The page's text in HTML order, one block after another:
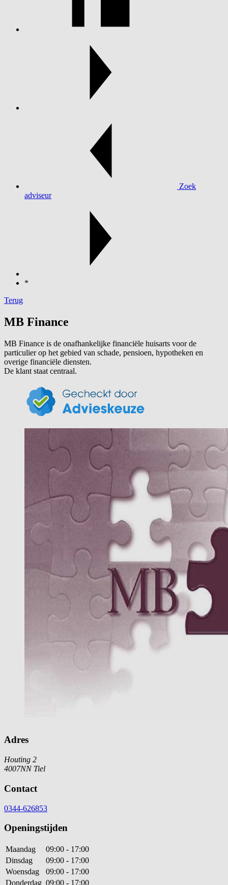
Zoek
adviseur
*
Terug
MB Finance
MB Finance is de onafhankelijke financiële huisarts voor de
particulier op het gebied van schade, pensioen, hypotheken en
overige financiële diensten.
De klant staat centraal.
Adres
Houting 2
4007NN Tiel
Contact
0344-626853
Openingstijden
Maandag
09:00 - 17:00
Dinsdag
09:00 - 17:00
Woensdag
09:00 - 17:00
Donderdag 09:00 - 17:00